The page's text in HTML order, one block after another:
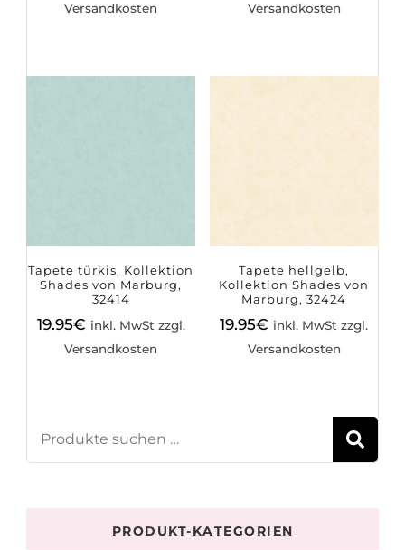
Versandkosten
Versandkosten
Tapete türkis, Kollektion
Shades von Marburg,
32414
19.95€ inkl. MwSt zzgl.
Versandkosten
Tapete hellgelb,
Kollektion Shades von
Marburg, 32424
19.95€ inkl. MwSt zzgl.
Versandkosten
PRODUKT-KATEGORIEN